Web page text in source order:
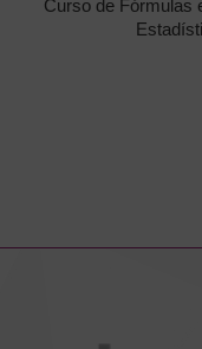
Curso de Fórmulas